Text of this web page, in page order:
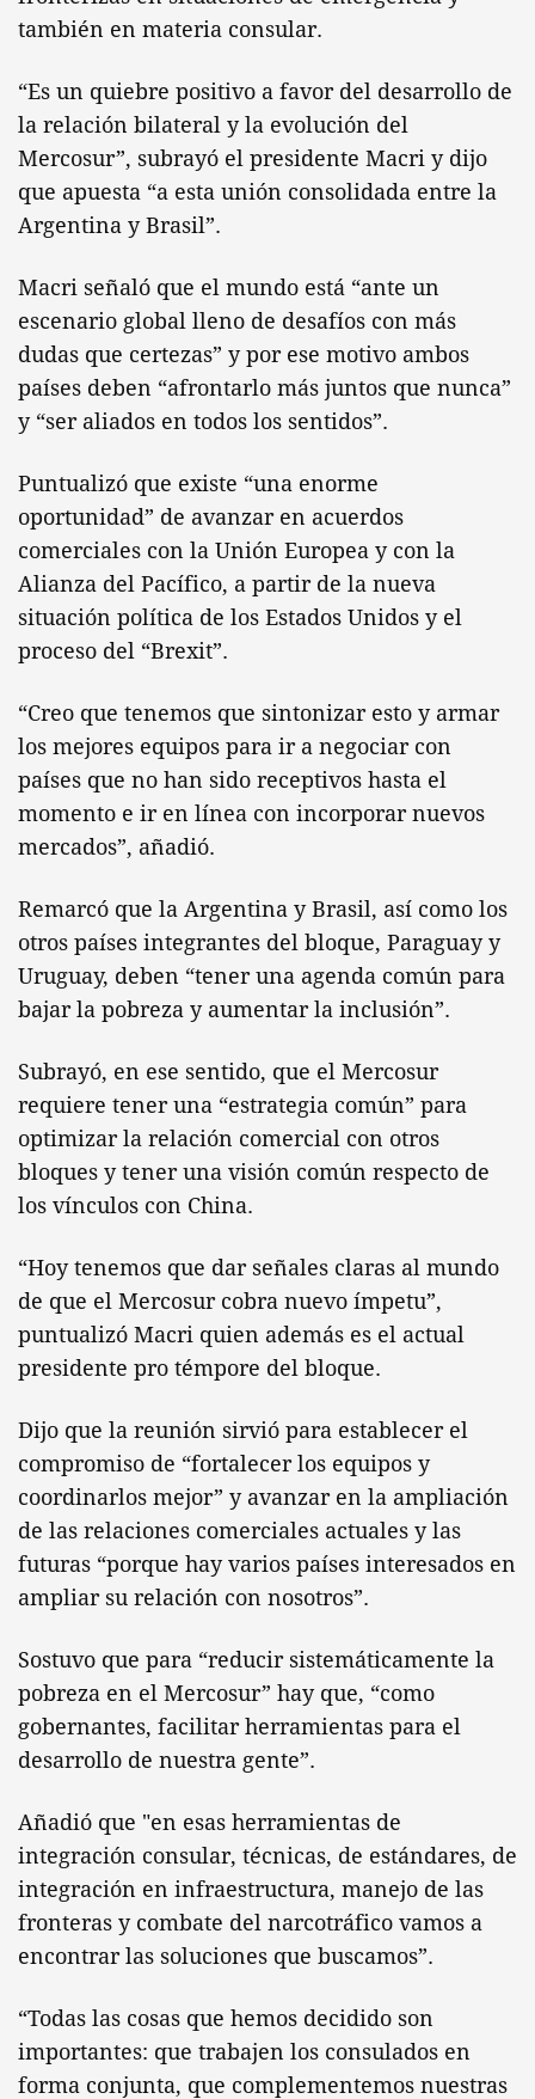
también en materia consular.
“Es un quiebre positivo a favor del desarrollo de
la relación bilateral y la evolución del
Mercosur”, subrayó el presidente Macri y dijo
que apuesta “a esta unión consolidada entre la
Argentina y Brasil”.
Macri señaló que el mundo está “ante un
escenario global lleno de desafíos con más
dudas que certezas” y por ese motivo ambos
países deben “afrontarlo más juntos que nunca”
y “ser aliados en todos los sentidos”.
Puntualizó que existe “una enorme
oportunidad” de avanzar en acuerdos
comerciales con la Unión Europea y con la
Alianza del Pacífico, a partir de la nueva
situación política de los Estados Unidos y el
proceso del “Brexit”.
“Creo que tenemos que sintonizar esto y armar
los mejores equipos para ir a negociar con
países que no han sido receptivos hasta el
momento e ir en línea con incorporar nuevos
mercados”, añadió.
Remarcó que la Argentina y Brasil, así como los
otros países integrantes del bloque, Paraguay y
Uruguay, deben “tener una agenda común para
bajar la pobreza y aumentar la inclusión”.
Subrayó, en ese sentido, que el Mercosur
requiere tener una “estrategia común” para
optimizar la relación comercial con otros
bloques y tener una visión común respecto de
los vínculos con China.
“Hoy tenemos que dar señales claras al mundo
de que el Mercosur cobra nuevo ímpetu”,
puntualizó Macri quien además es el actual
presidente pro témpore del bloque.
Dijo que la reunión sirvió para establecer el
compromiso de “fortalecer los equipos y
coordinarlos mejor” y avanzar en la ampliación
de las relaciones comerciales actuales y las
futuras “porque hay varios países interesados en
ampliar su relación con nosotros”.
Sostuvo que para “reducir sistemáticamente la
pobreza en el Mercosur” hay que, “como
gobernantes, facilitar herramientas para el
desarrollo de nuestra gente”.
Añadió que "en esas herramientas de
integración consular, técnicas, de estándares, de
integración en infraestructura, manejo de las
fronteras y combate del narcotráfico vamos a
encontrar las soluciones que buscamos”.
“Todas las cosas que hemos decidido son
importantes: que trabajen los consulados en
forma conjunta, que complementemos nuestras